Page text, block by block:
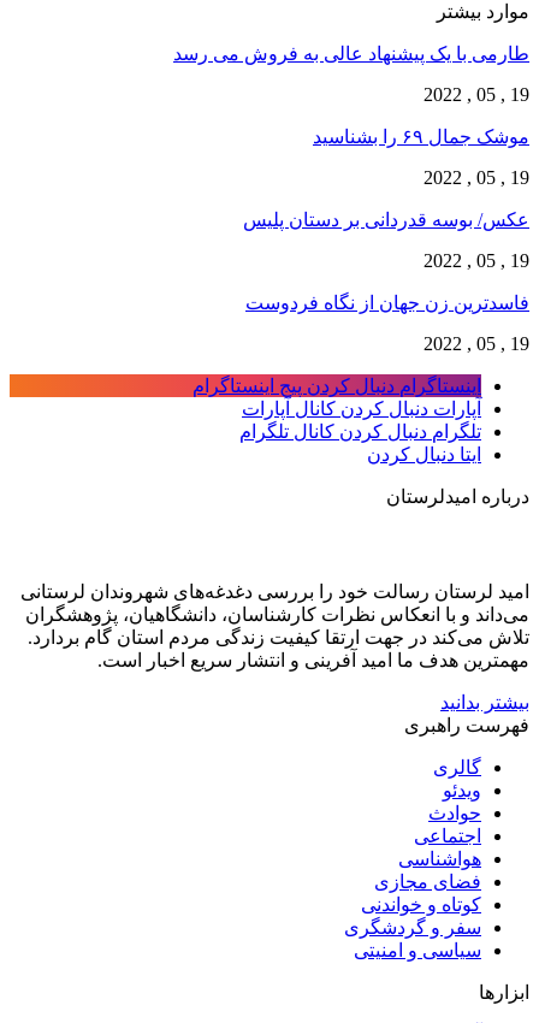
موارد بیشتر
طارمی با یک پیشنهاد عالی به فروش می رسد
19 , 05 , 2022
موشک جمال ۶۹ را بشناسید
19 , 05 , 2022
عکس/ بوسه قدردانی بر دستان پلیس
19 , 05 , 2022
فاسدترین زن جهان از نگاه فردوست
19 , 05 , 2022
اینستاگرام دنبال کردن پیج اینستاگرام
آپارات دنبال کردن کانال آپارات
تلگرام دنبال کردن کانال تلگرام
ایتا دنبال کردن
درباره امیدلرستان
امید لرستان رسالت خود را بررسی دغدغه‌های شهروندان لرستانی
می‌داند و با انعکاس نظرات کارشناسان، دانشگاهیان، پژوهشگران
تلاش می‌کند در جهت ارتقا کیفیت زندگی مردم استان گام بردارد.
مهمترین هدف ما امید آفرینی و انتشار سریع اخبار است.
بیشتر بدانید
فهرست راهبری
گالری
ویدئو
حوادث
اجتماعی
هواشناسی
فضای مجازی
کوتاه و خواندنی
سفر و گردشگری
سیاسی و امنیتی
ابزارها